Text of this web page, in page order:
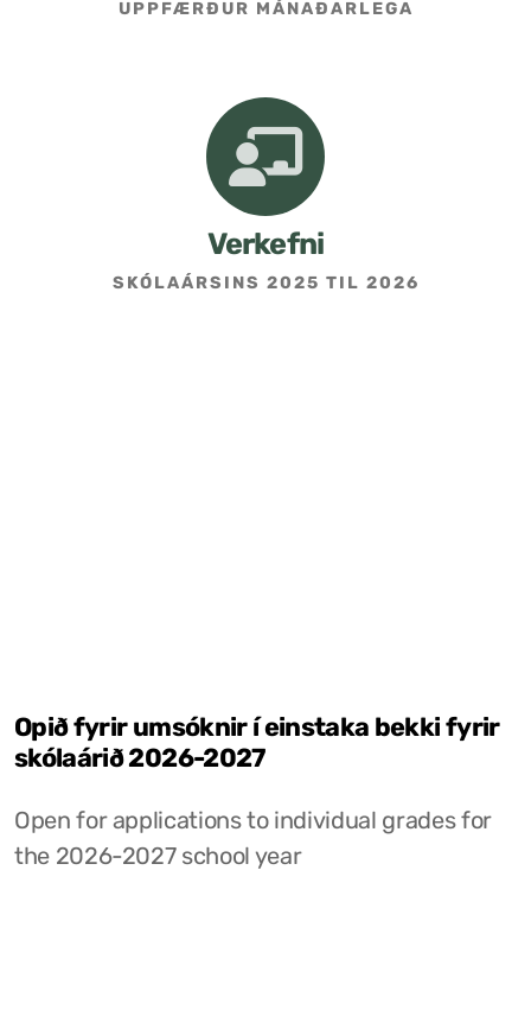
UPPFÆRÐUR MÁNAÐARLEGA
Verkefni
SKÓLAÁRSINS 2025 TIL 2026
Opið fyrir umsóknir í einstaka bekki fyrir
skólaárið 2026-2027
Open for applications to individual grades for
the 2026-2027 school year